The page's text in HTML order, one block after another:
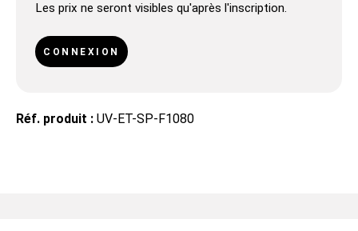
Les prix ne seront visibles qu'après l'inscription.
CONNEXION
Réf. produit : UV-ET-SP-F1080